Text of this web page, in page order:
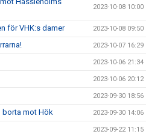
2023-10-08 10:00
för VHK:s damer 2023-10-08 09:50
2023-10-07 16:29
2023-10-06 21:34
2023-10-06 20:12
2023-09-30 18:56
borta mot Hök 2023-09-30 14:06
2023-09-22 11:15